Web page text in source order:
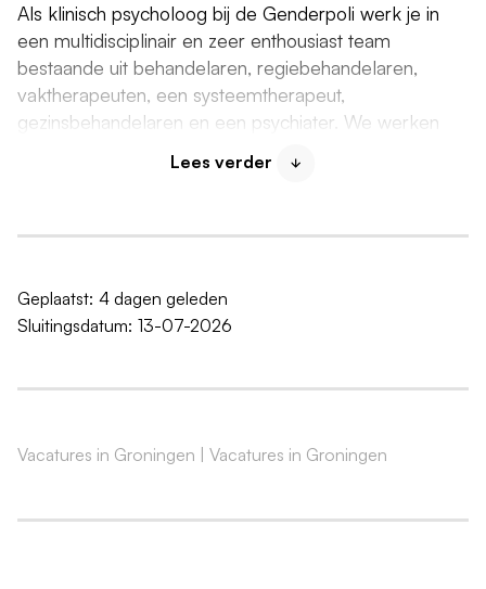
Als klinisch psycholoog bij de Genderpoli werk je in
een multidisciplinair en zeer enthousiast team
bestaande uit behandelaren, regiebehandelaren,
vaktherapeuten, een systeemtherapeut,
gezinsbehandelaren en een psychiater. We werken
zijn twee verpleegkundig specialisten en 2
zorg op maat om jongeren met genderdysforie te
het verder ontwikkelen van beleid binnen onze poli en
aan de samenwerking met de andere aanbieders in
Wat ga je doen?
Lees verder
Geplaatst: 4 dagen geleden
Sluitingsdatum: 13-07-2026
Vacatures in Groningen Vacatures in Groningen